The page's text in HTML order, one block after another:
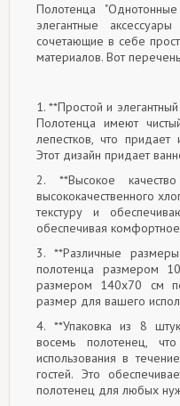
Полотенца
элегантные
сочетающие в себе
материалов. Вот
1. **Простой и
Полотенца имеют
лепестков, что придает
Этот дизайн придает
2. **Высокое
высококачественного
текстуру и
обеспечивая
3. **Различные
полотенца размером
размером 140x70 см
размер для вашего
4. **Упаковка из 8
восемь полотенец,
использования в
гостей. Это
полотенец для любых